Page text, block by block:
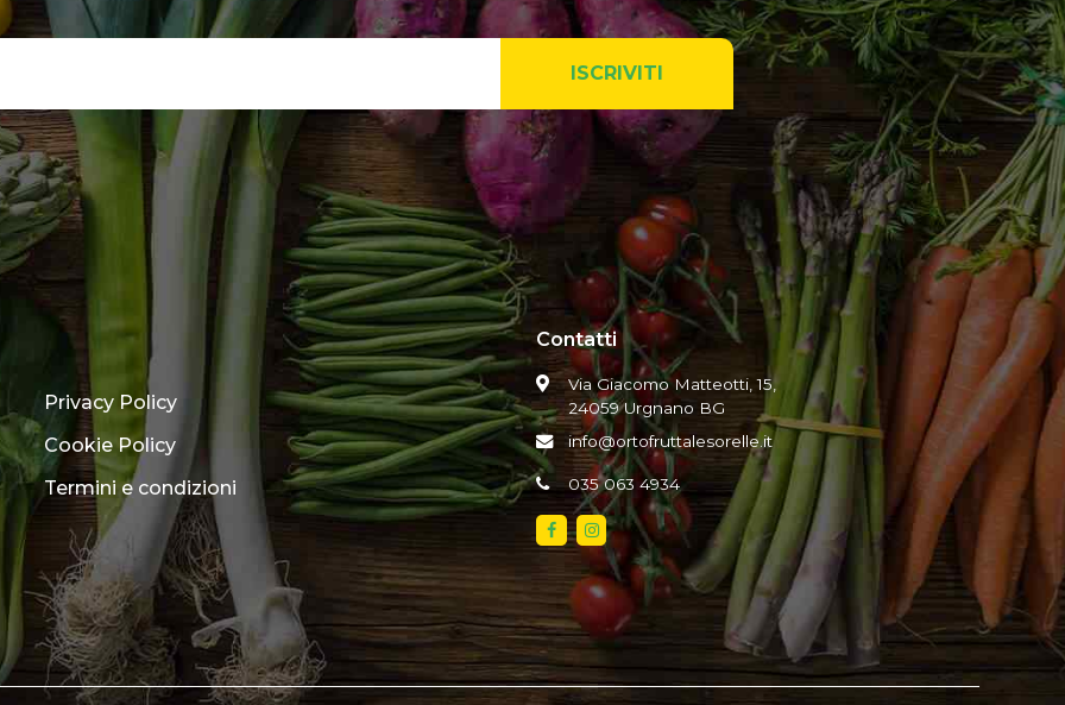
Privacy Policy
Cookie Policy
Termini e condizioni
Contatti
Via Giacomo Matteotti, 15,
24059 Urgnano BG
info@ortofruttalesorelle.it
035 063 4934